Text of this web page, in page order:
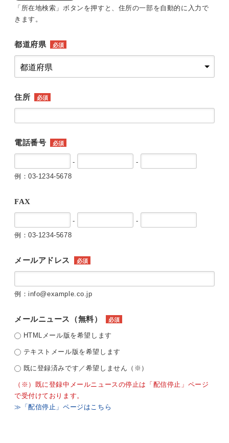
「所在地検索」ボタンを押すと、住所の一部を自動的に入力で
きます。
都道府県 必須
住所 必須
電話番号 必須
-
-
例：03-1234-5678
FAX
-
-
例：03-1234-5678
メールアドレス 必須
例：info@example.co.jp
メールニュース（無料） 必須
HTMLメール版を希望します
テキストメール版を希望します
既に登録済みです／希望しません（※）
（※）既に登録中メールニュースの停止は「配信停止」ページ
で受付けております。
≫「配信停止」ページはこちら